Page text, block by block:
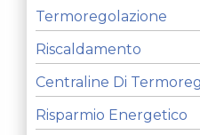
Termoregolazione
Riscaldamento
Centraline Di
Risparmio Energetico